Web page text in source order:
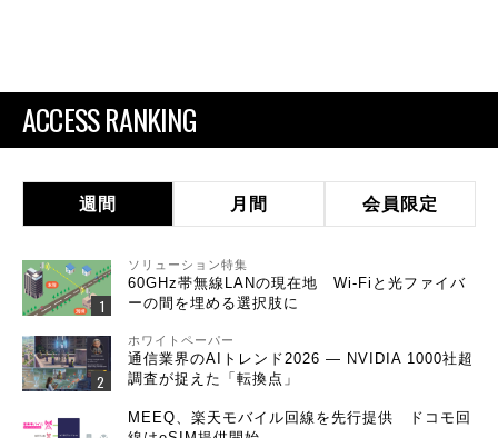
ACCESS RANKING
週間 月間 会員限定
ソリューション特集
60GHz帯無線LANの現在地 Wi-Fiと光ファイバ
ーの間を埋める選択肢に
ホワイトペーパー
通信業界のAIトレンド2026 ― NVIDIA 1000社超
調査が捉えた「転換点」
MEEQ、楽天モバイル回線を先行提供 ドコモ回